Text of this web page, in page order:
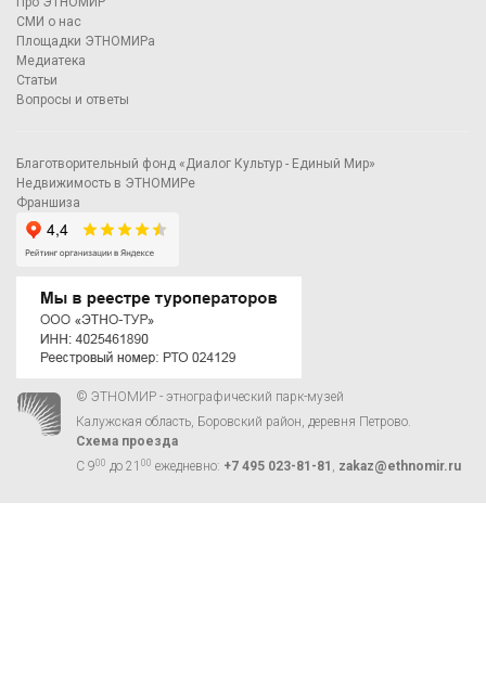
СМИ о нас
Площадки ЭТНОМИРа
Медиатека
Статьи
Вопросы и ответы
Благотворительный фонд «Диалог Культур - Единый Мир»
Недвижимость в ЭТНОМИРе
Франшиза
© ЭТНОМИР - этнографический парк-музей
Калужская область, Боровский район, деревня Петрово.
Схема проезда
С 900 до 21 00 ежедневно: +7 495 023-81-81 , zakaz@ethnomir.ru